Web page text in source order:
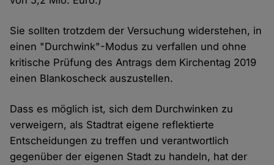
Sie sollten trotzdem der Versuchung widerstehen, in
einen "Durchwink"-Modus zu verfallen und ohne
kritische Prüfung des Antrags dem Kirchentag 2019
einen Blankoscheck auszustellen.
Dass es möglich ist, sich dem Durchwinken zu
verweigern, als Stadtrat eigene reflektierte
Entscheidungen zu treffen und verantwortlich
gegenüber der eigenen Stadt zu handeln, hat der
Cookies